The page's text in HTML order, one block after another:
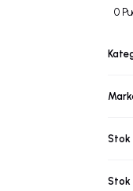
0
Stok
Stok